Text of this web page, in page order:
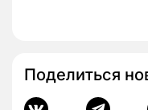
Поделиться